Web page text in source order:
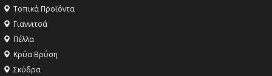
Τοπικά Προϊόντα
Γιαννιτσά
Πέλλα
Κρύα Βρύση
Σκύδρα